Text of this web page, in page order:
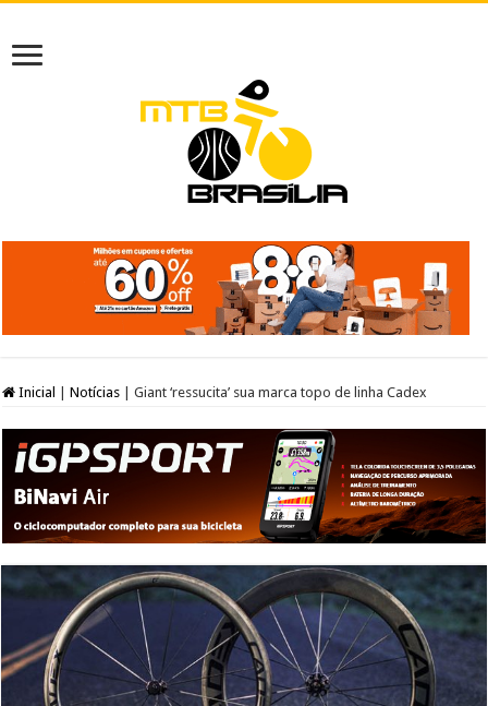
Inicial Notícias Giant ‘ressucita’ sua marca topo de linha Cadex